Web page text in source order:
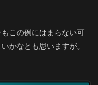
この例にはまらない可
かなとも思いますが。